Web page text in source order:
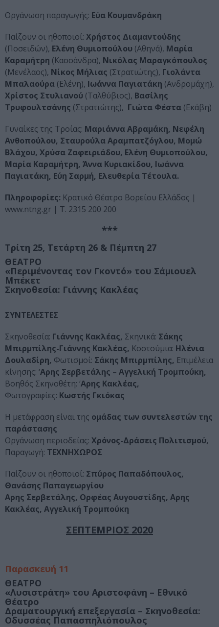
Οργάνωση παραγωγής: Εύα Κουμανδράκη
Παίζουν οι ηθοποιοί: Χρήστος Διαμαντούδης
(Ποσειδών), Ελένη Θυμιοπούλου (Αθηνά), Μαρία
Καραμήτρη (Κασσάνδρα), Νικόλας Μαραγκόπουλος
(Μενέλαος), Νίκος Μήλιας (Στρατιώτης), Γιολάντα
Μπαλαούρα (Ελένη), Ιωάννα Παγιατάκη (Ανδρομάχη),
Χρίστος Στυλιανού (Ταλθύβιος), Βασίλης
Τρυφουλτσάνης (Στρατιώτης), Γιώτα Φέστα (Εκάβη)
Γυναίκες της Τροίας: Μαριάννα Αβραμάκη, Νεφέλη
Ανθοπούλου, Σταυρούλα Αραμπατζόγλου, Μομώ
Βλάχου, Χρύσα Ζαφειριάδου, Ελένη Θυμιοπούλου,
Μαρία Καραμήτρη, Άννα Κυριακίδου, Ιωάννα
Παγιατάκη, Εύη Σαρμή, Ελευθερία Τέτουλα.
Πληροφορίες: Κρατικό Θέατρο Βορείου Ελλάδος |
www.ntng.gr | Τ. 2315 200 200
***
Τρίτη 25, Τετάρτη 26 & Πέμπτη 27
ΘΕΑΤΡΟ
«Περιμένοντας τον Γκοντό» του Σάμιουελ
Μπέκετ
Σκηνοθεσία: Γιάννης Κακλέας
ΣΥΝΤΕΛΕΣΤΕΣ
Σκηνοθεσία: Γιάννης Κακλέας, Σκηνικά: Σάκης
Μπιρμπίλης-Γιάννης Κακλέας, Κοστούμια: Ηλένια
Δουλαδίρη, Φωτισμοί: Σάκης Μπιρμπίλης, Επιμέλεια
κίνησης: ‘Αρης Σερβετάλης – Αγγελική Τρομπούκη,
Βοηθός Σκηνοθέτη: ‘Αρης Κακλέας,
Φωτογραφίες: Κωστής Γκιόκας
Η μετάφραση είναι της ομάδας των συντελεστών της
παράστασης
Οργάνωση περιοδείας: Χρόνος-Δράσεις Πολιτισμού,
Παραγωγή: ΤΕΧΝΗΧΩΡΟΣ
Παίζουν οι ηθοποιοί: Σπύρος Παπαδόπουλος,
Θανάσης Παπαγεωργίου
Αρης Σερβετάλης, Ορφέας Αυγουστίδης, Αρης
Κακλέας, Αγγελική Τρομπούκη
ΣΕΠΤΕΜΡΙΟΣ 2020
Παρασκευή 11
ΘΕΑΤΡΟ
«Λυσιστράτη» του Αριστοφάνη – Εθνικό
Θέατρο
Δραματουργική επεξεργασία – Σκηνοθεσία:
Οδυσσέας Παπασπηλιόπουλος